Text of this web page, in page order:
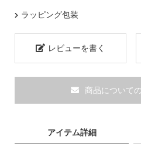
ブランド
ラッピング包装
レビューを書く
商品について
アイテム詳細